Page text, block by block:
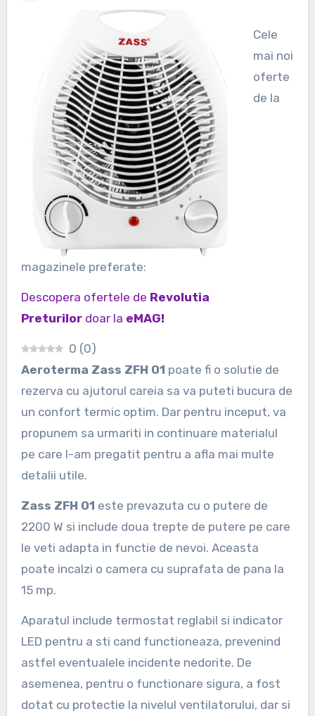
Cele
mai noi
oferte
de la
magazinele preferate:
Descopera ofertele de Revolutia
Preturilor doar la eMAG!
0 (0)
Aeroterma Zass ZFH 01 poate fi o solutie de
rezerva cu ajutorul careia sa va puteti bucura de
un confort termic optim. Dar pentru inceput, va
propunem sa urmariti in continuare materialul
pe care l-am pregatit pentru a afla mai multe
detalii utile.
Zass ZFH 01 este prevazuta cu o putere de
2200 W si include doua trepte de putere pe care
le veti adapta in functie de nevoi. Aceasta
poate incalzi o camera cu suprafata de pana la
15 mp.
Aparatul include termostat reglabil si indicator
LED pentru a sti cand functioneaza, prevenind
astfel eventualele incidente nedorite. De
asemenea, pentru o functionare sigura, a fost
dotat cu protectie la nivelul ventilatorului, dar si